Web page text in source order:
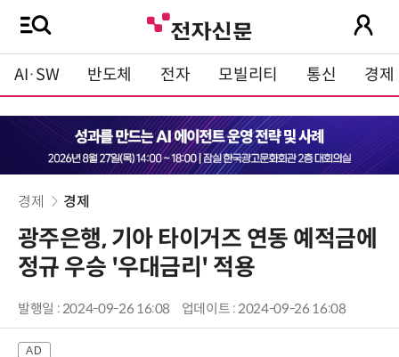
AI·SW 반도체 전자 모빌리티 통신 경제
경제 경제
광주은행, 기아 타이거즈 연동 예적금에
정규 우승 '우대금리' 적용
발행일 : 2024-09-26 16:08 업데이트 : 2024-09-26 16:08